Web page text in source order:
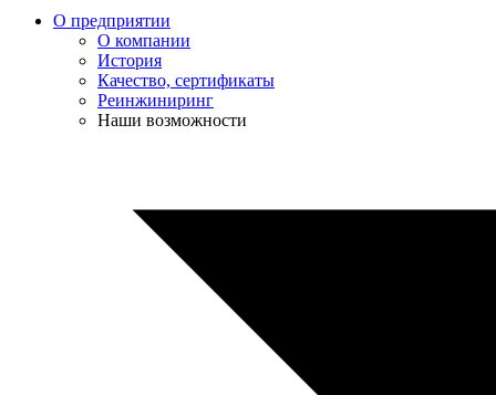
О предприятии
О компании
История
Качество, сертификаты
Реинжиниринг
Наши возможности